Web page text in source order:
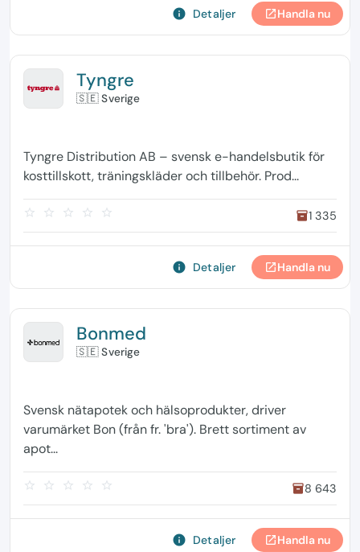
info Detaljer open_in_newHandla nu
Tyngre
🇸🇪 Sverige
Tyngre Distribution AB – svensk e-handelsbutik för
kosttillskott, träningskläder och tillbehör. Prod...
star_border star_border star_border star_border star_border inventory1 335
info Detaljer open_in_newHandla nu
Bonmed
🇸🇪 Sverige
Svensk nätapotek och hälsoprodukter, driver
varumärket Bon (från fr. 'bra'). Brett sortiment av
apot...
star_border star_border star_border star_border star_border inventory8 643
info Detaljer open_in_newHandla nu